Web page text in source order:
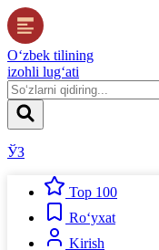
O‘zbek tilining
izohli lug‘ati
ЎЗ
Top 100
Ro‘yxat
Kirish